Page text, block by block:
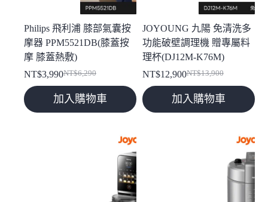
Philips 飛利浦 膝部氣囊按
摩器 PPM5521DB(膝蓋按
摩 膝蓋熱敷)
NT$6,290
原
始
價
NT$3,990
目
前
價
加入購物車
JOYOUNG 九陽 免清洗多
功能破壁調理機 贈專屬料
理杯(DJ12M-K76M)
NT$13,900
原
始
價
NT$12,900
目
前
價
加入購物車